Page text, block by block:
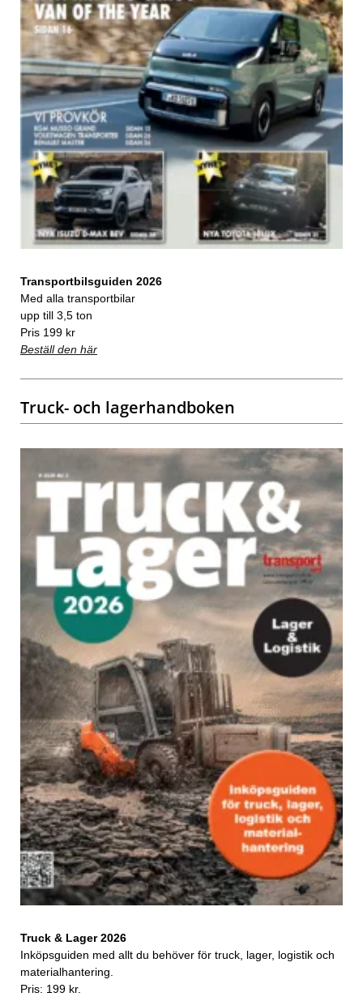
Transportbilsguiden 2026
Med alla transportbilar
upp till 3,5 ton
Pris 199 kr
Beställ den här
Truck- och lagerhandboken
Truck & Lager 2026
Inköpsguiden med allt du behöver för truck, lager, logistik och
materialhantering.
Pris: 199 kr.